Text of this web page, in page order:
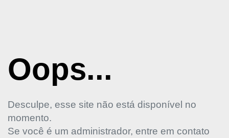
Oops...
Desculpe, esse site não está disponível no
momento.
Se você é um administrador, entre em contato